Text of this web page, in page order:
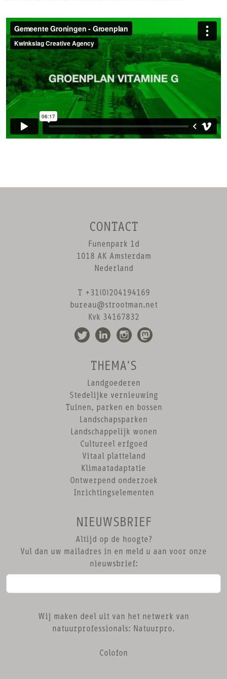
CONTACT
Funenpark 1d
1018 AK Amsterdam
Nederland
T +31(0)204194169
bureau@strootman.net
Kvk 34167832
THEMA'S
Landgoederen
Stedelijke vernieuwing
Tuinen, parken en bossen
Landschapsparken
Landschappelijk wonen
Cultureel erfgoed
Vitaal platteland
Klimaatadaptatie
Ontwerpend onderzoek
Inrichtingselementen
NIEUWSBRIEF
Altijd op de hoogte?
Vul dan uw mailadres in en meld u aan voor onze
nieuwsbrief:
Wij maken deel uit van het netwerk van
natuurprofessionals: Natuurpro.
Colofon